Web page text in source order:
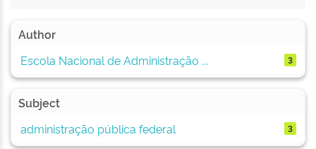
Author
Escola Nacional de Administração ...
3
Subject
administração pública federal
3